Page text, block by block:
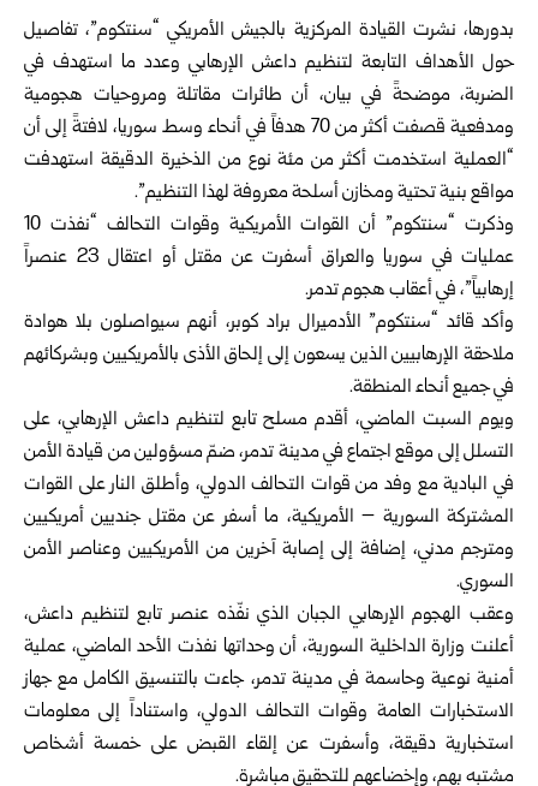
بدورها، نشرت القيادة المركزية بالجيش الأمريكي “سنتكوم”، تفاصيل
حول الأهداف التابعة لتنظيم داعش الإرهابي وعدد ما استهدف في
الضربة، موضحةً في بيان، أن طائرات مقاتلة ومروحيات هجومية
ومدفعية قصفت أكثر من 70 هدفاً في أنحاء وسط سوريا، لافتةً إلى أن
“العملية استخدمت أكثر من مئة نوع من الذخيرة الدقيقة استهدفت
مواقع بنية تحتية ومخازن أسلحة معروفة لهذا التنظيم”.
وذكرت “سنتكوم” أن القوات الأمريكية وقوات التحالف “نفذت 10
عمليات في سوريا والعراق أسفرت عن مقتل أو اعتقال 23 عنصراً
إرهابياً”، في أعقاب هجوم تدمر.
وأكد قائد “سنتكوم” الأدميرال براد كوبر، أنهم سيواصلون بلا هوادة
ملاحقة الإرهابيين الذين يسعون إلى إلحاق الأذى بالأمريكيين وبشركائهم
في جميع أنحاء المنطقة.
ويوم السبت الماضي، أقدم مسلح تابع لتنظيم داعش الإرهابي، على
التسلل إلى موقع اجتماع في مدينة تدمر، ضمّ مسؤولين من قيادة الأمن
في البادية مع وفد من قوات التحالف الدولي، وأطلق النار على القوات
المشتركة السورية – الأمريكية، ما أسفر عن مقتل جنديين أمريكيين
ومترجم مدني، إضافة إلى إصابة آخرين من الأمريكيين وعناصر الأمن
السوري.
وعقب الهجوم الإرهابي الجبان الذي نفّذه عنصر تابع لتنظيم داعش،
أعلنت وزارة الداخلية السورية، أن وحداتها نفذت الأحد الماضي، عملية
أمنية نوعية وحاسمة في مدينة تدمر، جاءت بالتنسيق الكامل مع جهاز
الاستخبارات العامة وقوات التحالف الدولي، واستناداً إلى معلومات
استخبارية دقيقة، وأسفرت عن إلقاء القبض على خمسة أشخاص
مشتبه بهم، وإخضاعهم للتحقيق مباشرة.